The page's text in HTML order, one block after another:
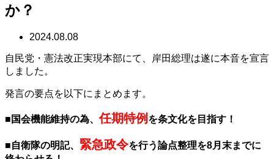
か？
2024.08.08
自民党・憲法改正実現本部にて、岸田総理は遂に本音を宣言
しました。
発言の要点を以下にまとめます。
■国会機能維持の為、任期特例 を条文化を目指す！
■自衛隊の明記、 緊急政令を行う論点整理を8月末までに